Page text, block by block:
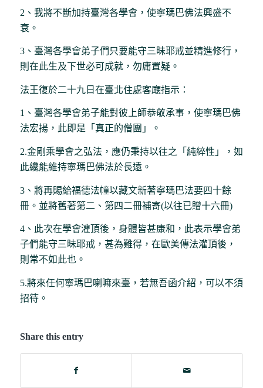
2、我將不斷加持臺灣各學會，使寧瑪巴佛法興盛不
衰。
3、臺灣各學會弟子們只要能守三昧耶戒並精進修行，
則在此生及下世必可成就，勿庸置疑。
法王復於二十九日在臺北住處客廰指示：
1、臺灣各學會弟子能對彼上師恭敬承事，使寧瑪巴佛
法宏揚，此即是「真正的僧團」。
2.金剛乘學會之弘法，應仍秉持以往之「純綷性」，如
此纔能維持寧瑪巴佛法於長遠。
3、將再賜給福德法幢以藏文新著寧瑪巴法要四十餘
冊。並將舊著第二、第四二冊補寄(以往已贈十六冊)
4、此次在學會灌頂後，身體皆甚康和，此表示學會弟
子們能守三昧耶戒，甚為難得，在歐美傳法灌頂後，
則常不如此也。
5.將來任何寧瑪巴喇嘛來臺，若無吾函介紹，可以不須
招待。
Share this entry